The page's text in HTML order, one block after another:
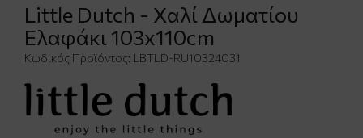
Little Dutch - Χαλί Δωματίου
Ελαφάκι 103x110cm
Κωδικός Προϊόντος: LBTLD-RU10324031